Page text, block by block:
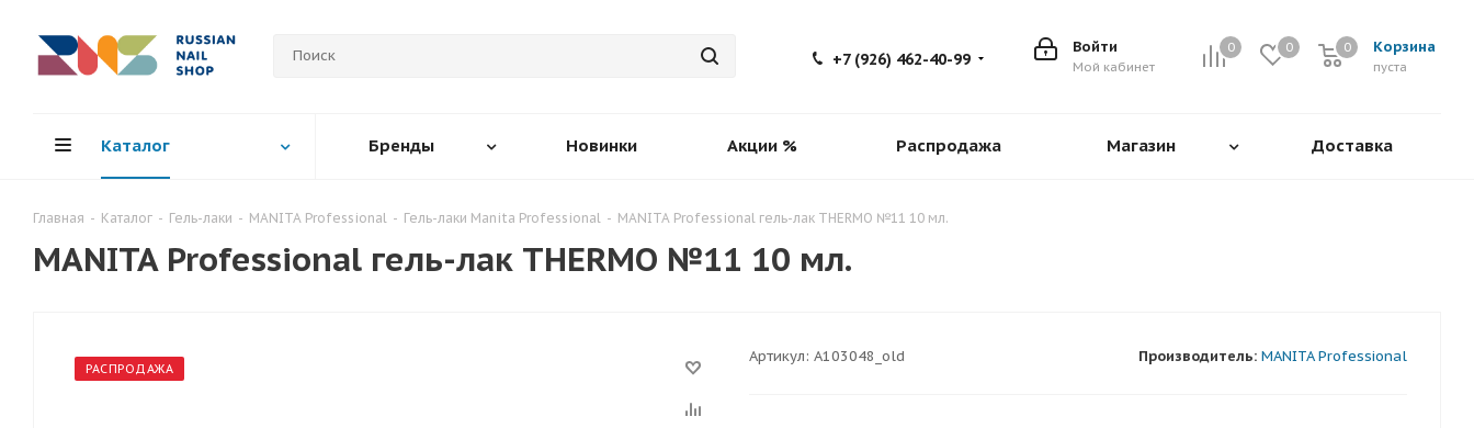
0 0 Корзина
0
пуста
0
Войти
Мой кабинет
+7 (926) 462-40-99
Каталог Бренды Новинки Акции % Распродажа Магазин Доставка
Главная - Каталог - Гель-лаки - MANITA Professional - Гель-лаки Manita Professional - MANITA Professional гель-лак THERMO №11 10 мл.
MANITA Professional гель-лак THERMO №11 10 мл.
РАСПРОДАЖА
Артикул: A103048_old Производитель: MANITA Professional